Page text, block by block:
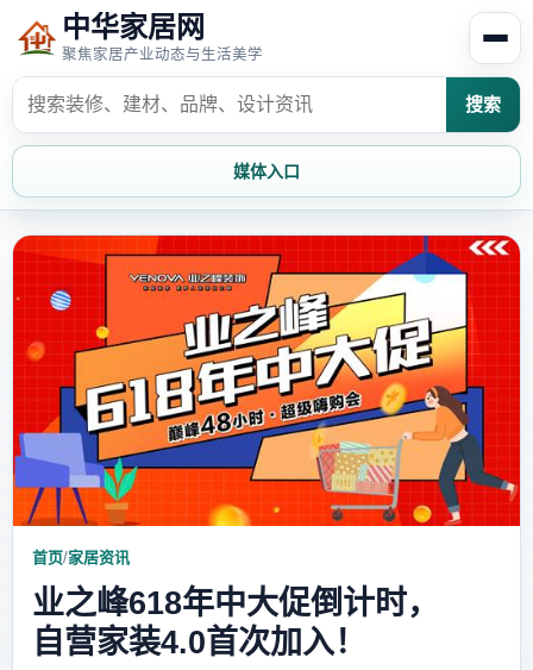
中华家居网
聚焦家居产业动态与生活美学
搜索
媒体入口
首页 家居资讯
家居风水 家居欣赏
时尚饰家 装修设计
家具知识 家居文化
家装攻略 创意家居
首页/家居资讯
业之峰618年中大促倒计时，
自营家装4.0首次加入！